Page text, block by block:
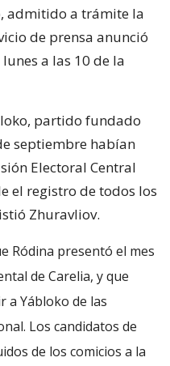
admitido a trámite la
de prensa anunció
a las 10 de la
partido fundado
septiembre habían
Electoral Central
el registro de todos los
Zhuravliov.
Ródina presentó el mes
de Carelia, y que
a Yábloko de las
Los candidatos de
de los comicios a la